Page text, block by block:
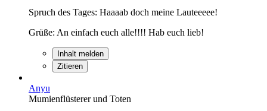
Spruch des Tages: Haaaab doch meine Lauteeeee!
Grüße: An einfach euch alle!!!! Hab euch lieb!
Inhalt melden
Zitieren
Anyu
Mumienflüsterer und Toten